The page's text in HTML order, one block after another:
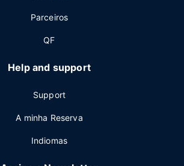
Parceiros
QF
Help and support
Support
A minha Reserva
Indiomas